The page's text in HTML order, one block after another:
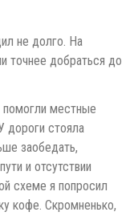
не долго. На
точнее добраться до
помогли местные
дороги стояла
заобедать,
и отсутствии
схеме я попросил
кофе. Скромненько,